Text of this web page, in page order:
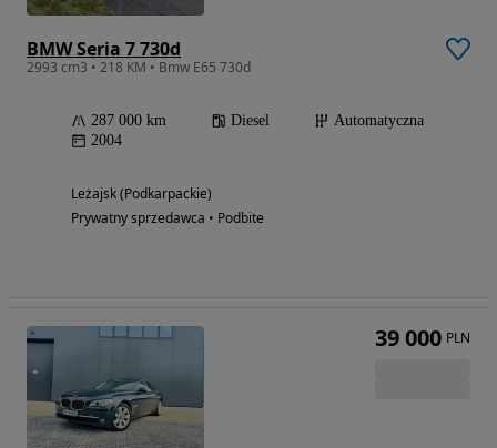
BMW Seria 7 730d
2993 cm3 • 218 KM • Bmw E65 730d
287 000 km Diesel
Automatyczna
2004
Leżajsk (Podkarpackie)
Prywatny sprzedawca • Podbite
39 000 PLN